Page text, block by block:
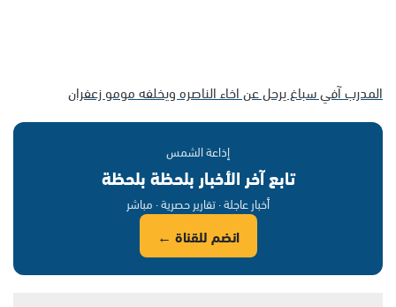
المدرب آفي سباغ يرحل عن اخاء الناصره ويخلفه مومو زعفران
إذاعة الشمس
تابع آخر الأخبار بلحظة بلحظة
أخبار عاجلة · تقارير حصرية · مباشر
انضم للقناة ←